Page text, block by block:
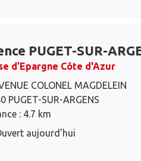
PUGET-SUR-
d’Epargne Côte d'Azur
COLONEL MAGDELEIN
PUGET-SUR-ARGENS
: 4.7 km
aujourd’hui